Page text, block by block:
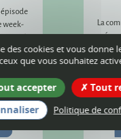
week-
été
par un
par la
La
des cookies et vous donne
ceux que vous souhaitez
accepter
Tout
Politique de